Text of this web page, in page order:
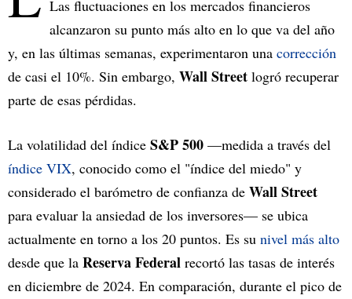
Las fluctuaciones en los mercados financieros
alcanzaron su punto más alto en lo que va del año
y, en las últimas semanas, experimentaron una corrección
de casi el 10%. Sin embargo, Wall Street logró recuperar
parte de esas pérdidas.
La volatilidad del índice S&P 500 —medida a través del
índice VIX, conocido como el "índice del miedo" y
considerado el barómetro de confianza de Wall Street
para evaluar la ansiedad de los inversores— se ubica
actualmente en torno a los 20 puntos. Es su nivel más alto
desde que la Reserva Federal recortó las tasas de interés
en diciembre de 2024. En comparación, durante el pico de